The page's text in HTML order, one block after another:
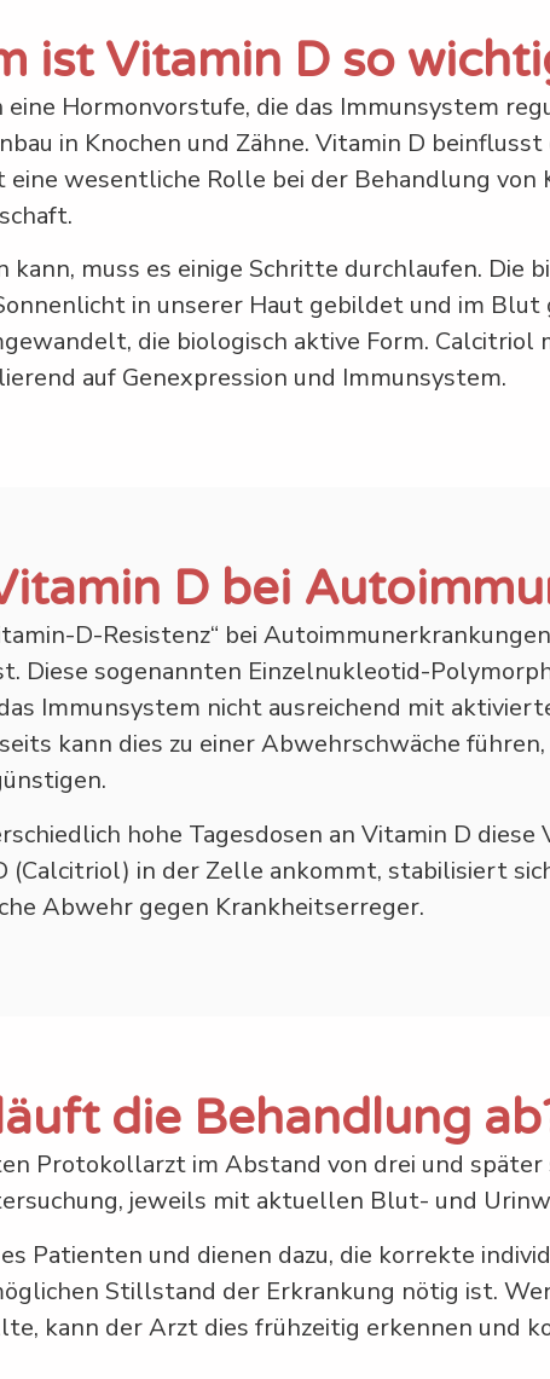
ist Vitamin D so
Hormonvorstufe, die das Immunsystem
in Knochen und Zähne. Vitamin D
wesentliche Rolle bei der Behandlung von
muss es einige Schritte durchlaufen. Die
in unserer Haut gebildet und im
die biologisch aktive Form.
auf Genexpression und Immunsystem.
D bei
D-Resistenz“ bei
Diese sogenannten Einzelnukleotid-
Immunsystem nicht ausreichend mit
kann dies zu einer Abwehrschwäche
hohe Tagesdosen an Vitamin D
(Calcitriol) in der Zelle ankommt, stabilisiert
Abwehr gegen Krankheitserreger.
die Behandlung
Protokollarzt im Abstand von drei und
jeweils mit aktuellen Blut- und
Patienten und dienen dazu, die korrekte
Stillstand der Erkrankung nötig ist.
kann der Arzt dies frühzeitig erkennen und